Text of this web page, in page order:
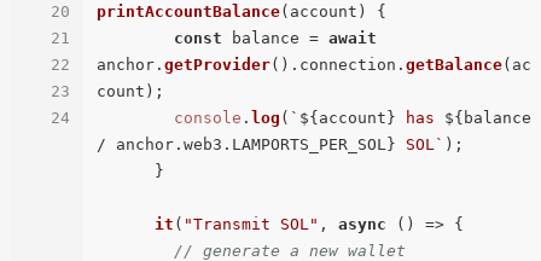
20
21
22
23
24
printAccountBalance( account ) {
const balance = await
anchor. getProvider(). connection . getBalance(ac
count);
console . log ( ` ${account} has ${balance
/ anchor.web3.LAMPORTS_PER_SOL} SOL` );
it ( "Transmit SOL" , async () => {
// generate a new wallet